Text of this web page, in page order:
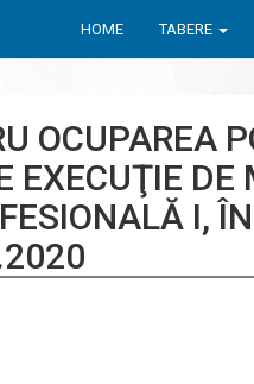
HOME TABERE
OCUPAREA
EXECUŢIE DE
I,